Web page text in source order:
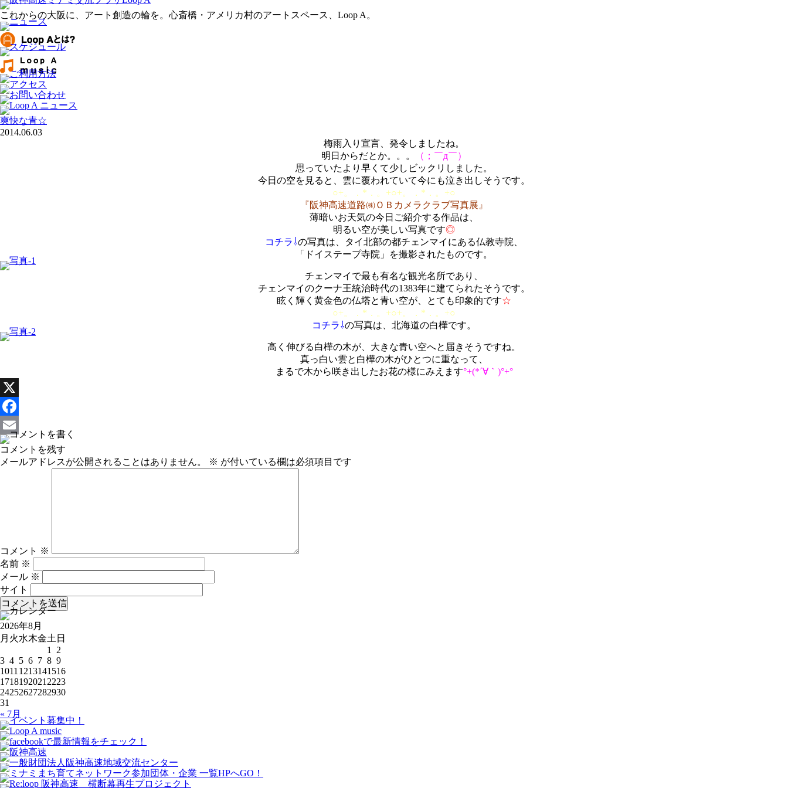
これからの大阪に、アート創造の輪を。心斎橋・アメリカ村のアートスペース、Loop A。
爽快な青☆
2014.06.03
梅雨入り宣言、発令しましたね。
明日からだとか。。。
（；￣д￣）
思っていたより早くて少しビックリしました。
今日の空を見ると、雲に覆われていて今にも泣き出しそうです。
○+。．*．。+○+。．*．。+○
『阪神高速道路㈱ＯＢカメラクラブ写真展』
薄暗いお天気の今日ご紹介する作品は、
明るい空が美しい写真です◎
コチラ⇩の写真は、タイ北部の都チェンマイにある仏教寺院、
「ドイステープ寺院」を撮影されたものです。
チェンマイで最も有名な観光名所であり、
チェンマイのクーナ王統治時代の1383年に建てられたそうです。
眩く輝く黄金色の仏塔と青い空が、とても印象的です☆
○+。．*．。+○+。．*．。+○
コチラ⇩の写真は、北海道の白樺です。
高く伸びる白樺の木が、大きな青い空へと届きそうですね。
真っ白い雲と白樺の木がひとつに重なって、
まるで木から咲き出したお花の様にみえます°+(*´∀｀)°+°
X
Facebook
Email
コメントを残す
メールアドレスが公開されることはありません。
※ が付いている欄は必須項目です
コメント ※
名前 ※
メール ※
サイト
2026年8月
月 火水木金土 日
1
2
3 4 5 6 7 8 9
1011 1213141516
1718192021 2223
24252627282930
31
« 7月